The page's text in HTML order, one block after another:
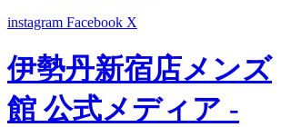
instagram Facebook X
伊勢丹新宿店メンズ
館 公式メディア -